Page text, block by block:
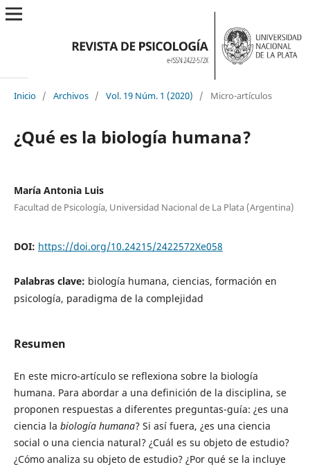
Inicio / Archivos / Vol. 19 Núm. 1 (2020) / Micro-artículos
¿Qué es la biología humana?
María Antonia Luis
Facultad de Psicología, Universidad Nacional de La Plata (Argentina)
DOI: https://doi.org/10.24215/2422572Xe058
Palabras clave: biología humana, ciencias, formación en
psicología, paradigma de la complejidad
Resumen
En este micro-artículo se reflexiona sobre la biología
humana. Para abordar a una definición de la disciplina, se
proponen respuestas a diferentes preguntas-guía: ¿es una
ciencia la biología humana? Si así fuera, ¿es una ciencia
social o una ciencia natural? ¿Cuál es su objeto de estudio?
¿Cómo analiza su objeto de estudio? ¿Por qué se la incluye